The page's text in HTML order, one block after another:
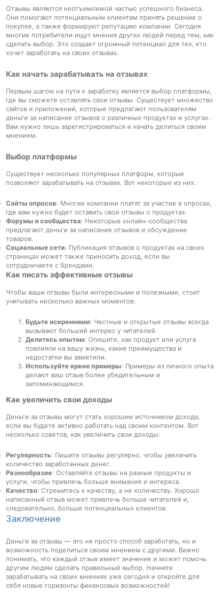
Отзывы являются неотъемлемой частью успешного бизнеса.
Они помогают потенциальным клиентам принять решение о
покупке, а также формируют репутацию компании. Сегодня
многие потребители ищут мнения других людей перед тем, как
сделать выбор. Это создает огромный потенциал для тех, кто
хочет заработать на своих отзывах.
Как начать зарабатывать на отзывах
Первым шагом на пути к заработку является выбор платформы,
где вы сможете оставлять свои отзывы. Существует множество
сайтов и приложений, которые предлагают пользователям
деньги за написание отзывов о различных продуктах и услугах.
Вам нужно лишь зарегистрироваться и начать делиться своим
мнением.
Выбор платформы
Существует несколько популярных платформ, которые
позволяют зарабатывать на отзывах. Вот некоторые из них:
Сайты опросов: Многие компании платят за участие в опросах,
где вам нужно будет оставить свои отзывы о продуктах.
Форумы и сообщества: Некоторые онлайн-сообщества
предлагают деньги за написание отзывов и обсуждение
товаров.
Социальные сети: Публикация отзывов о продуктах на своих
страницах может также приносить доход, если вы
сотрудничаете с брендами.
Как писать эффективные отзывы
Чтобы ваши отзывы были интересными и полезными, стоит
учитывать несколько важных моментов:
Будьте искренними: Честные и открытые отзывы всегда
вызывают больший интерес у читателей.
Делитесь опытом: Опишите, как продукт или услуга
повлияли на вашу жизнь, какие преимущества и
недостатки вы заметили.
Используйте яркие примеры: Примеры из личного опыта
делают ваш отзыв более убедительным и
запоминающимся.
Как увеличить свои доходы
Деньги за отзывы могут стать хорошим источником дохода,
если вы будете активно работать над своим контентом. Вот
несколько советов, как увеличить свои доходы:
Регулярность: Пишите отзывы регулярно, чтобы увеличить
количество заработанных денег.
Разнообразие: Оставляйте отзывы на разные продукты и
услуги, чтобы привлечь больше внимания и интереса.
Качество: Стремитесь к качеству, а не количеству. Хорошо
написанный отзыв может привлечь больше читателей и,
следовательно, больше потенциальных клиентов.
Заключение
Деньги за отзывы — это не просто способ заработать, но и
возможность поделиться своим мнением с другими. Важно
понимать, что каждый отзыв имеет значение и может помочь
другим людям сделать правильный выбор. Начните
зарабатывать на своих мнениях уже сегодня и откройте для
себя новые горизонты финансовых возможностей!